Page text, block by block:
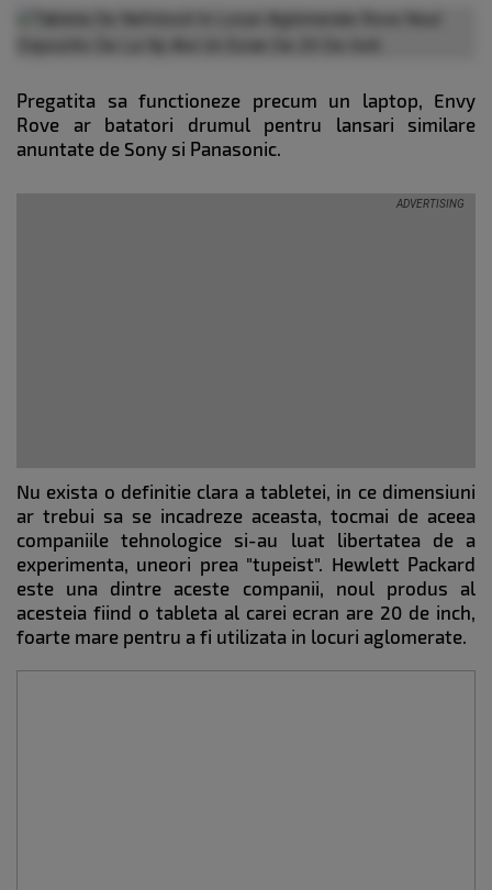
Pregatita sa functioneze precum un laptop, Envy
Rove ar batatori drumul pentru lansari similare
anuntate de Sony si Panasonic.
Nu exista o definitie clara a tabletei, in ce dimensiuni
ar trebui sa se incadreze aceasta, tocmai de aceea
companiile tehnologice si-au luat libertatea de a
experimenta, uneori prea "tupeist". Hewlett Packard
este una dintre aceste companii, noul produs al
acesteia fiind o tableta al carei ecran are 20 de inch,
foarte mare pentru a fi utilizata in locuri aglomerate.